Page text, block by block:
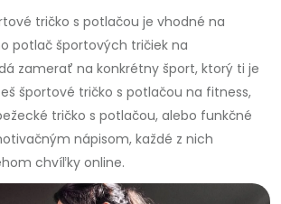
tričko s potlačou je vhodné na
potlač športových tričiek na
zamerať na konkrétny šport, ktorý ti je
športové tričko s potlačou na fitness,
tričko s potlačou, alebo funkčné
nápisom, každé z nich
chvíľky online.